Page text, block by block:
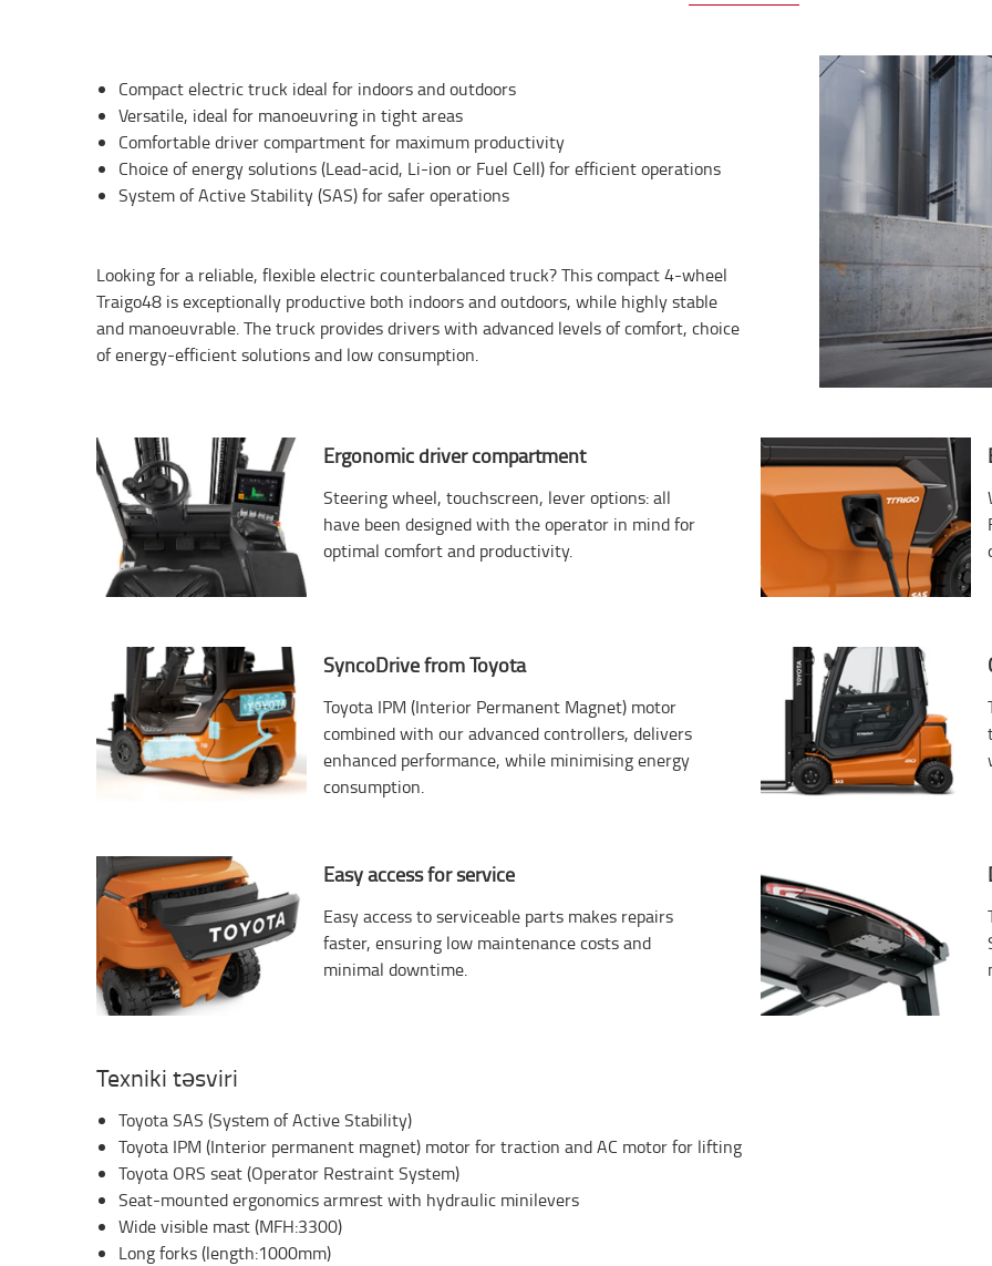
Compact electric truck ideal for indoors and outdoors
Versatile, ideal for manoeuvring in tight areas
Comfortable driver compartment for maximum productivity
Choice of energy solutions (Lead-acid, Li-ion or Fuel Cell) for efficient operations
System of Active Stability (SAS) for safer operations
Looking for a reliable, flexible electric counterbalanced truck? This compact 4-wheel
Traigo48 is exceptionally productive both indoors and outdoors, while highly stable
and manoeuvrable. The truck provides drivers with advanced levels of comfort, choice
of energy-efficient solutions and low consumption.
Ergonomic driver compartment
Steering wheel, touchscreen, lever options: all
have been designed with the operator in mind for
optimal comfort and productivity.
SyncoDrive from Toyota
Toyota IPM (Interior Permanent Magnet) motor
combined with our advanced controllers, delivers
enhanced performance, while minimising energy
consumption.
Easy access for service
Easy access to serviceable parts makes repairs
faster, ensuring low maintenance costs and
minimal downtime.
Texniki təsviri
Toyota SAS (System of Active Stability)
Toyota IPM (Interior permanent magnet) motor for traction and AC motor for lifting
Toyota ORS seat (Operator Restraint System)
Seat-mounted ergonomics armrest with hydraulic minilevers
Wide visible mast (MFH:3300)
Long forks (length:1000mm)